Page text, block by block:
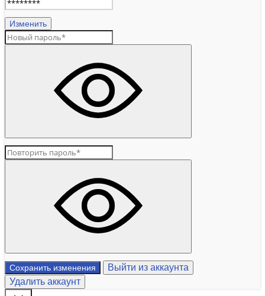
Изменить
Сохранить изменения
Выйти из аккаунта
Удалить аккаунт